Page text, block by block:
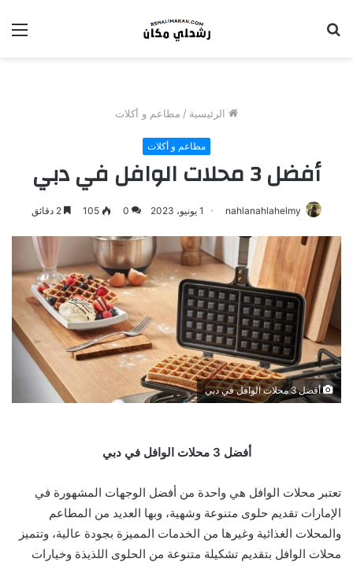
الرئيسية / مطاعم و أكلات
مطاعم و أكلات
أفضل 3 محلات الوافل في دبي
nahlanahlahelmy 1 يونيو، 2023 0
105
أفضل 3 محلات الوافل في دبي
أفضل 3 محلات الوافل في دبي
تعتبر محلات الوافل هي واحدة من أفضل الوجهات المشهورة في
الإمارات تقديم حلوى متنوعة وشهية، وبها العديد من المطاعم
والمحلات الغذائية وغيرها من الخدمات المميزة بجودة عالية، وتتميز
محلات الوافل بتقديم تشكيلة متنوعة من الحلوى اللذيذة وخيارات